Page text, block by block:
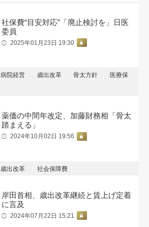
社保費“目安対応”「廃止検討を」日医
委員
2025年01月23日 19:30
病院経営 歳出改革 骨太方針
医療保
薬価の中間年改定、加藤財務相「骨太
踏まえる」
2024年10月02日 19:56
歳出改革 社会保障費
岸田首相、歳出改革継続と賃上げ定着
に言及
2024年07月22日 15:21